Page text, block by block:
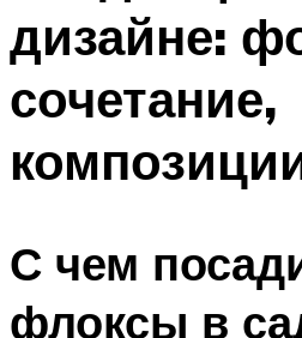
дизайне:
сочетание,
С чем
флоксы в